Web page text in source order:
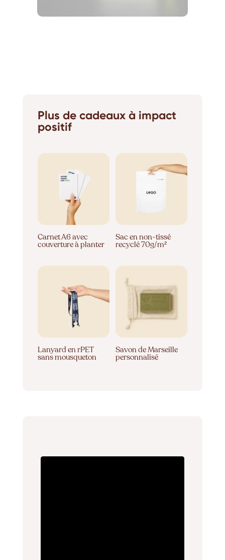
Plus de cadeaux à impact
positif
Carnet A6 avec
couverture à planter
Sac en non-tissé
recyclé 70g/m²
Lanyard en rPET
sans mousqueton
Savon de Marseille
personnalisé